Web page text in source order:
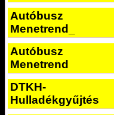
Autóbusz
Menetrend_
Autóbusz
Menetrend
DTKH-
Hulladékgyűjtés